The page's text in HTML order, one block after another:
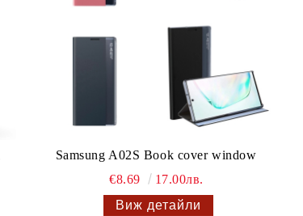
Samsung A02S Book cover window
€8.69
17.00лв.
Виж детайли